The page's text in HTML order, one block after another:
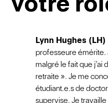
Lynn Hughes (LH)
professeure émérite.
malgré le fait que
retraite ». Je me
étudiant.e.s de
supervise. Je